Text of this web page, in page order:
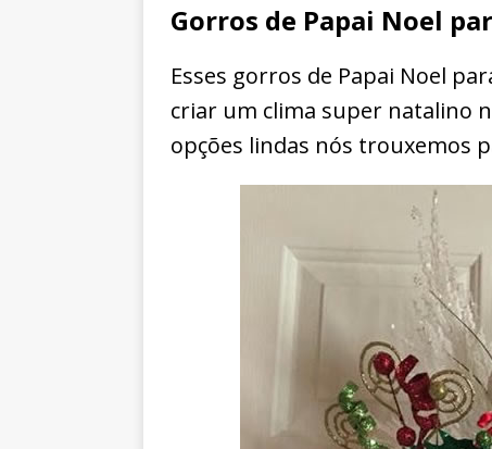
Gorros de Papai Noel
Esses gorros de Papai Noel
criar um clima super natalino
opções lindas nós trouxemos